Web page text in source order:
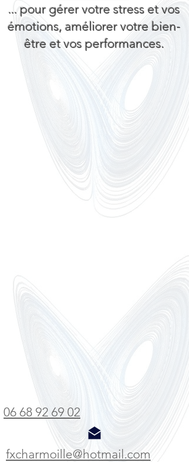
... pour gérer votre stress et vos
émotions, améliorer votre bien-
être et vos performances.
06 68 92 69 02
fxcharmoille@hotmail.com